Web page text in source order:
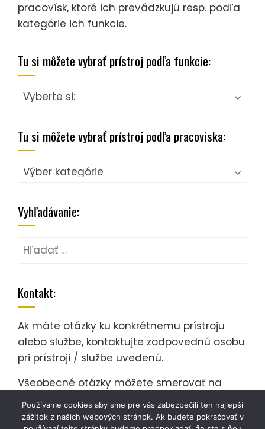
pracovísk, ktoré ich prevádzkujú resp. podľa
kategórie ich funkcie.
Tu si môžete vybrať prístroj podľa funkcie:
Tu si môžete vybrať prístroj podľa pracoviska:
Tu
vybrať
podľa
Vyhľadávanie:
Hľadať:
Kontakt:
Ak máte otázky ku konkrétnemu prístroju
alebo službe, kontaktujte zodpovednú osobu
pri prístroji / službe uvedenú.
Všeobecné otázky môžete smerovať na
Projektové stredisko FCHPT STU.
Používame cookies aby sme pre vás zabezpečili ten najlepší
zážitok z našich webových stránok. Ak budete pokračovať v